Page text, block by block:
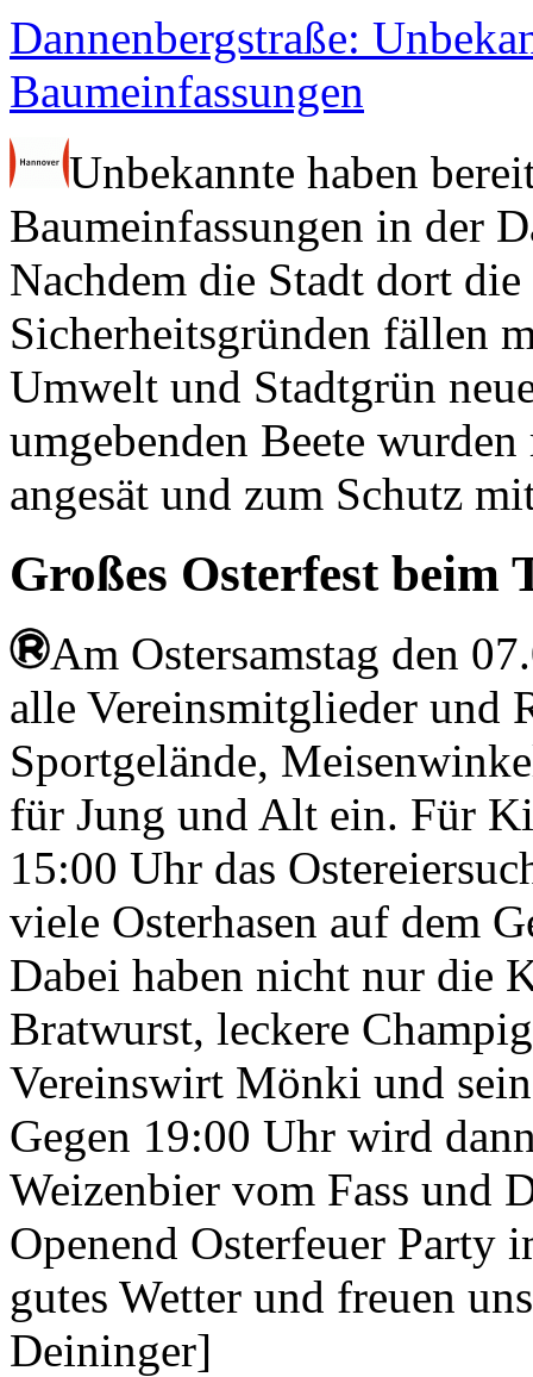
Dannenbergstraße:
Baumeinfassungen
Unbekannte haben
Baumeinfassungen in der
Nachdem die Stadt dort die
Sicherheitsgründen fällen
Umwelt und Stadtgrün
umgebenden Beete
angesät und zum Schutz
Großes Osterfest beim
Am Ostersamstag den
alle Vereinsmitglieder und
Sportgelände,
für Jung und Alt ein. Für
15:00 Uhr das
viele Osterhasen auf dem
Dabei haben nicht nur die
Bratwurst, leckere
Vereinswirt Mönki und
Gegen 19:00 Uhr wird
Weizenbier vom Fass und
Openend Osterfeuer Party
gutes Wetter und freuen
Deininger]